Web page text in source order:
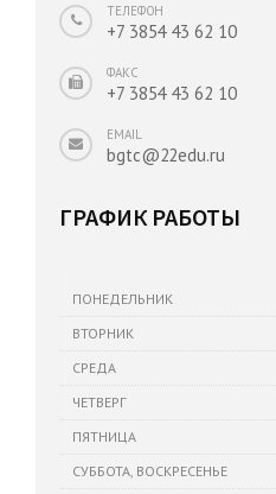
ТЕЛЕФОН
+7 3854 43 62 10
ФАКС
+7 3854 43 62 10
EMAIL
bgtc@22edu.ru
ГРАФИК РАБОТЫ
ПОНЕДЕЛЬНИК
ВТОРНИК
СРЕДА
ЧЕТВЕРГ
ПЯТНИЦА
СУББОТА, ВОСКРЕСЕНЬЕ